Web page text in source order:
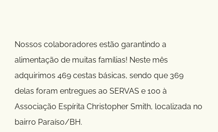
Nossos colaboradores estão garantindo a
alimentação de muitas famílias! Neste mês
adquirimos 469 cestas básicas, sendo que 369
delas foram entregues ao SERVAS e 100 à
Associação Espírita Christopher Smith, localizada no
bairro Paraíso/BH.